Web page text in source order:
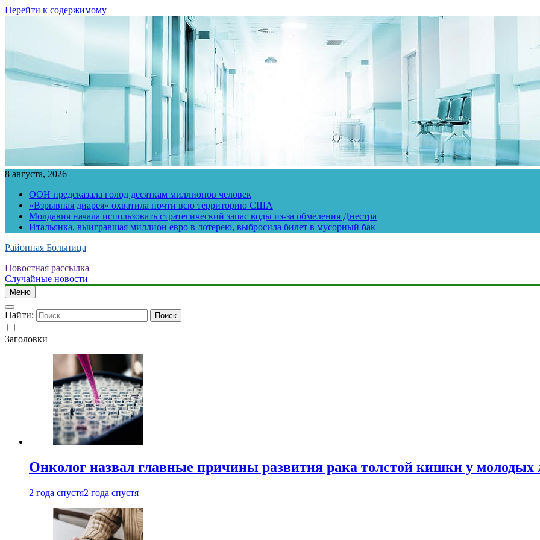
Перейти к содержимому
8 августа, 2026
ООН предсказала голод десяткам миллионов человек
«Взрывная диарея» охватила почти всю территорию США
Молдавия начала использовать стратегический запас воды из-за обмеления Днестра
Итальянка, выигравшая миллион евро в лотерею, выбросила билет в мусорный бак
Районная Больница
Новостная рассылка
Случайные новости
Меню
Найти:
Заголовки
Онколог назвал главные причины развития рака толстой кишки у молодых
2 года спустя2 года спустя